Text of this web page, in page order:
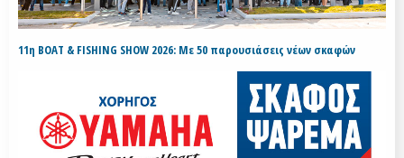
11η BOAT & FISHING SHOW 2026: Με 50 παρουσιάσεις νέων σκαφών